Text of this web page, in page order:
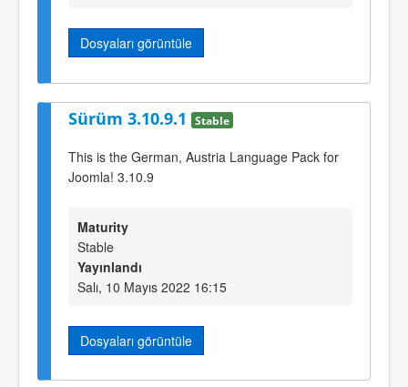
Dosyaları görüntüle
Sürüm 3.10.9.1 Stable
This is the German, Austria Language Pack for
Joomla! 3.10.9
Maturity
Stable
Yayınlandı
Salı, 10 Mayıs 2022 16:15
Dosyaları görüntüle